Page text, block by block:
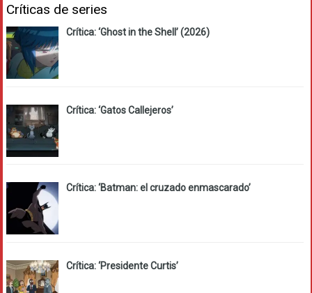
Críticas de series
Crítica: ‘Ghost in the Shell’ (2026)
Crítica: ‘Gatos Callejeros’
Crítica: ‘Batman: el cruzado enmascarado’
Crítica: ‘Presidente Curtis’